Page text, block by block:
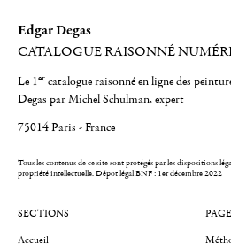
Edgar Degas
CATALOGUE RAISONNÉ
Le 1er catalogue raisonné en ligne des
Degas par Michel Schulman, expert
75014 Paris - France
Tous les contenus de ce site sont protégés par les dispositions
propriété intellectuelle.Dépot légal BNF : 1er décembre 2022
SECTIONS
Accueil